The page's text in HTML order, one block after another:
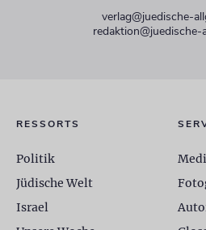
verlag@juedische-
redaktion@juedische-
RESSORTS
Politik
Jüdische Welt
Israel